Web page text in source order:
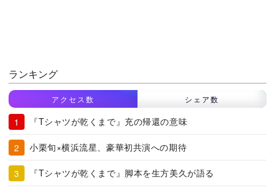
ランキング
アクセス数 シェア数
『Tシャツが乾くまで』充の帰還の意味
小栗旬×横浜流星、豪華初共演への期待
『Tシャツが乾くまで』脚本を生方美久が語る